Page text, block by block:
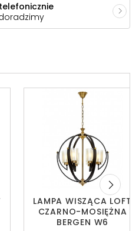
LAMPA WISZĄCA LOFT
CZARNO-MOSIĘŻNA
BERGEN W6